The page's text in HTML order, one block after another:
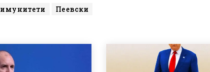
имунитети Пеевски